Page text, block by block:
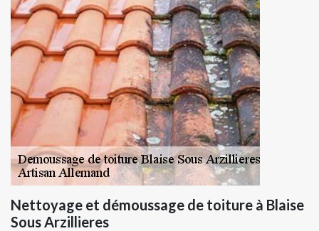
Nettoyage et démoussage de toiture à Blaise
Sous Arzillieres